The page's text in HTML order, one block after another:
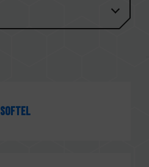
Softel